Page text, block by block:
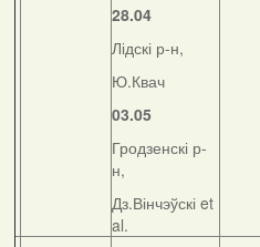
28.04
Лідскі р-н,
Ю.Квач
03.05
Гродзенскі р-
н,
Дз.Вінчэўскі et
al.